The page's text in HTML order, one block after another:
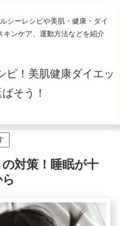
シーレシピや美肌・健康・ダイ
キンケア、運動方法などを紹介
ピ！美肌健康ダイエッ
そう！
対策！睡眠が十